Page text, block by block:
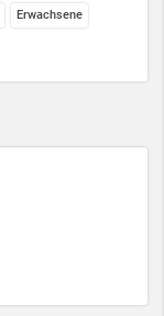
Erwachsene